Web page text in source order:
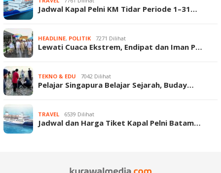
Jadwal Kapal Pelni KM Tidar Periode 1–31…
HEADLINE, POLITIK 7271 Dilihat
Lewati Cuaca Ekstrem, Endipat dan Iman P…
TEKNO & EDU 7042 Dilihat
Pelajar Singapura Belajar Sejarah, Buday…
TRAVEL 6539 Dilihat
Jadwal dan Harga Tiket Kapal Pelni Batam…